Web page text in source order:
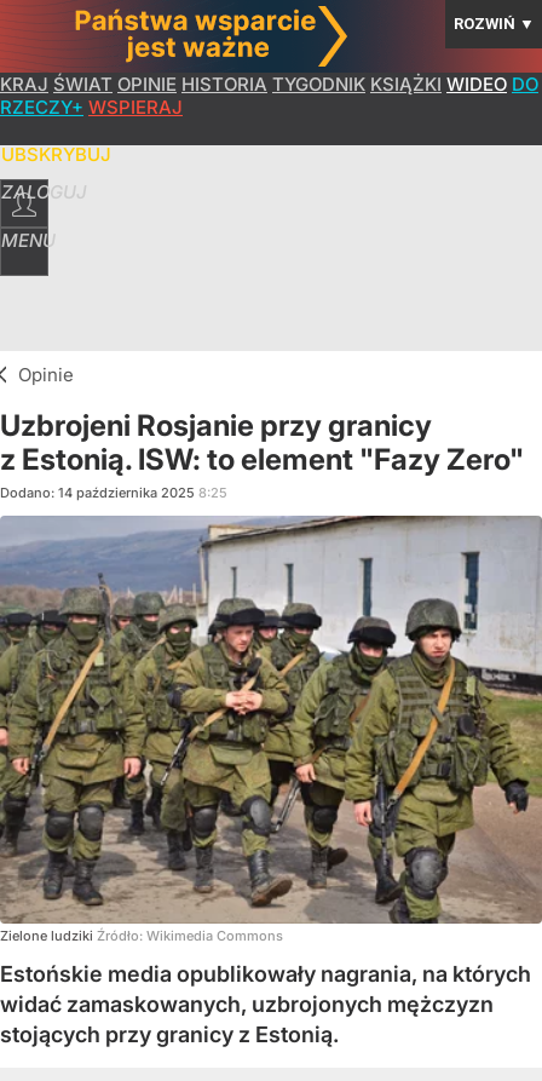
ROZWIŃ ▼
KRAJ ŚWIAT OPINIE HISTORIA TYGODNIK KSIĄŻKI WIDEO DO
RZECZY+ WSPIERAJ
ZALOGUJ
MENU
Opinie
Uzbrojeni Rosjanie przy granicy
z Estonią. ISW: to element "Fazy Zero"
Dodano: 14 października 2025 8:25
Zielone ludziki Źródło: Wikimedia Commons
Estońskie media opublikowały nagrania, na których
widać zamaskowanych, uzbrojonych mężczyzn
stojących przy granicy z Estonią.